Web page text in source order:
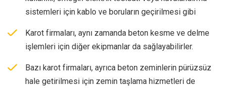
sistemleri için kablo ve boruların geçirilmesi gibi
Karot firmaları, aynı zamanda beton kesme ve delme
işlemleri için diğer ekipmanlar da sağlayabilirler.
Bazı karot firmaları, ayrıca beton zeminlerin pürüzsüz
hale getirilmesi için zemin taşlama hizmetleri de